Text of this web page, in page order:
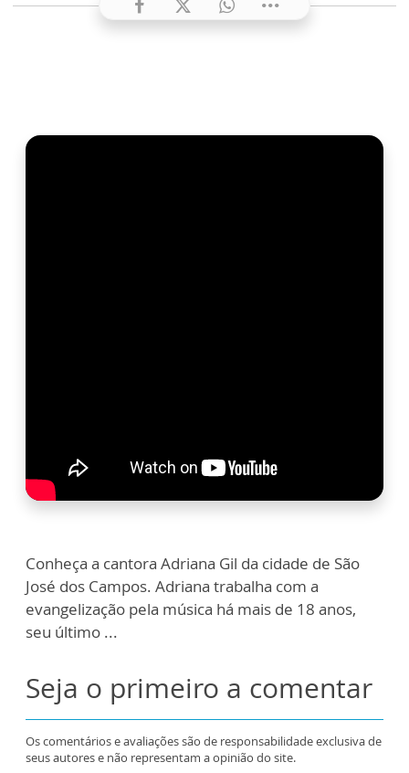
Conheça a cantora Adriana Gil da cidade de São
José dos Campos. Adriana trabalha com a
evangelização pela música há mais de 18 anos,
seu último ...
Seja o primeiro a comentar
Os comentários e avaliações são de responsabilidade exclusiva de
seus autores e não representam a opinião do site.